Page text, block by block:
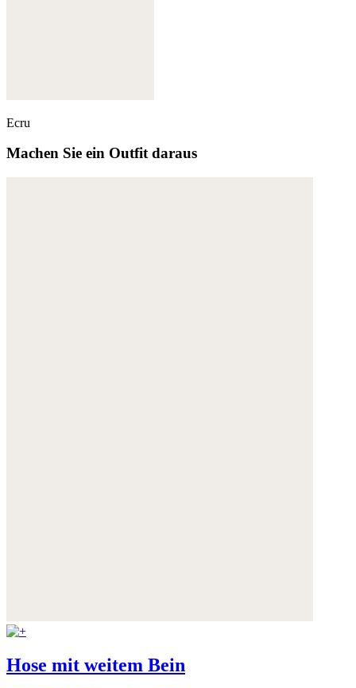
Ecru
Machen Sie ein Outfit daraus
Hose mit weitem Bein